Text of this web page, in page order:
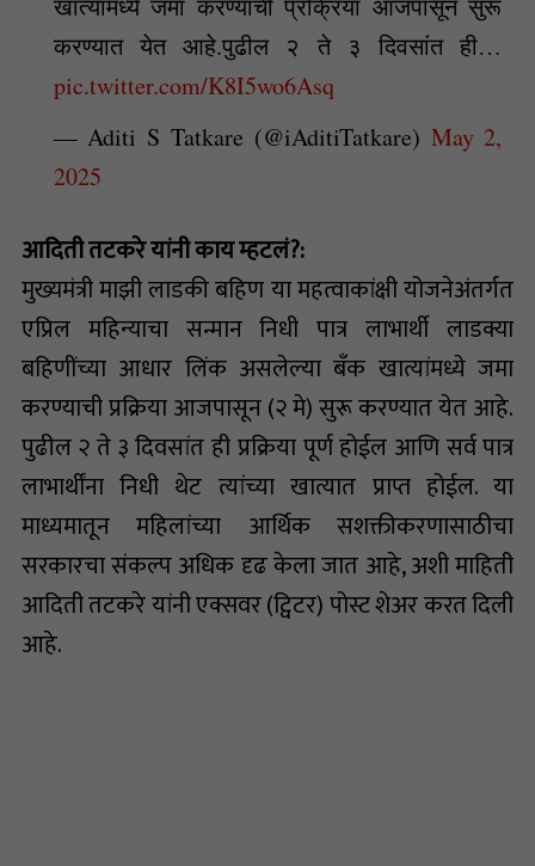
करण्यात येत आहे.पुढील २ ते ३ दिवसांत ही…
pic.twitter.com/K8I5wo6Asq
— Aditi S Tatkare (@iAditiTatkare) May 2,
2025
आदिती तटकरे यांनी काय म्हटलं?:
मुख्यमंत्री माझी लाडकी बहिण या महत्वाकांक्षी योजनेअंतर्गत
एप्रिल महिन्याचा सन्मान निधी पात्र लाभार्थी लाडक्या
बहिणींच्या आधार लिंक असलेल्या बँक खात्यांमध्ये जमा
करण्याची प्रक्रिया आजपासून (२ मे) सुरू करण्यात येत आहे.
पुढील २ ते ३ दिवसांत ही प्रक्रिया पूर्ण होईल आणि सर्व पात्र
लाभार्थींना निधी थेट त्यांच्या खात्यात प्राप्त होईल. या
माध्यमातून महिलांच्या आर्थिक सशक्तीकरणासाठीचा
सरकारचा संकल्प अधिक दृढ केला जात आहे, अशी माहिती
आदिती तटकरे यांनी एक्सवर (ट्विटर) पोस्ट शेअर करत दिली
आहे.